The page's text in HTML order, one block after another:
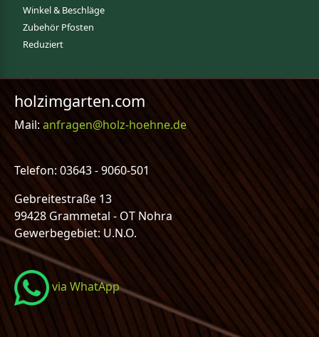
Winkel & Beschläge
Zubehör Pfosten
Reduziert
holzimgarten.com
Mail:anfragen@holz-hoehne.de
Telefon: 03643 - 9060-501
Gebreitestraße 13
99428 Grammetal - OT Nohra
Gewerbegebiet: U.N.O.
via WhatApp